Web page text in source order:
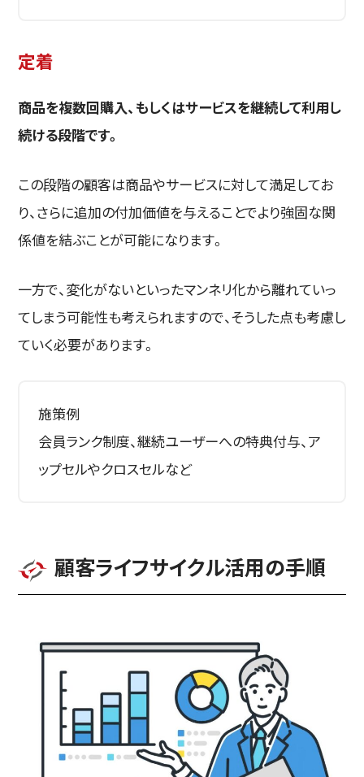
定着
商品を複数回購入、もしくはサービスを継続して利用し
続ける段階です。
この段階の顧客は商品やサービスに対して満足してお
り、さらに追加の付加価値を与えることでより強固な関
係値を結ぶことが可能になります。
一方で、変化がないといったマンネリ化から離れていっ
てしまう可能性も考えられますので、そうした点も考慮し
ていく必要があります。
施策例
会員ランク制度、継続ユーザーへの特典付与、ア
ップセルやクロスセルなど
顧客ライフサイクル活用の手順